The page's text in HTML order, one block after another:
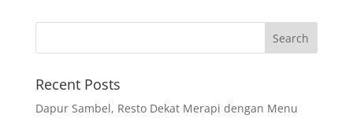
Recent Posts
Dapur Sambel, Resto Dekat Merapi dengan Menu